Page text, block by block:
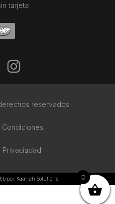
tarjeta
reservados
Condiciones
Privaciadad
por Kaanah Solutions 0